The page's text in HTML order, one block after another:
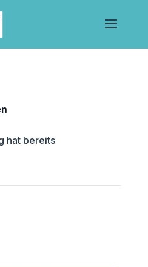
hat bereits